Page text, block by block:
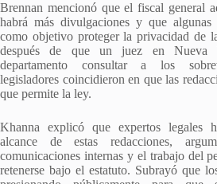
Brennan mencionó que el fiscal general
habrá más divulgaciones y que algunas
como objetivo proteger la privacidad de
después de que un juez en Nueva
departamento consultar a los
legisladores coincidieron en que las
que permite la ley.
Khanna explicó que expertos legales
alcance de estas redacciones,
comunicaciones internas y el trabajo del
retenerse bajo el estatuto. Subrayó que